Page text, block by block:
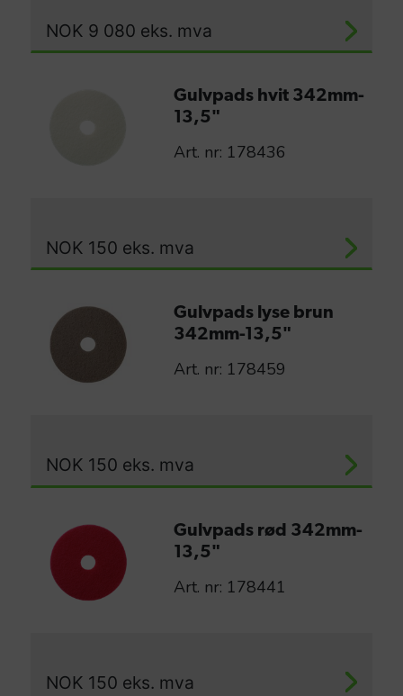
NOK 9 080 eks. mva
Gulvpads hvit 342mm-
13,5"
Art. nr: 178436
NOK 150 eks. mva
Gulvpads lyse brun
342mm-13,5"
Art. nr: 178459
NOK 150 eks. mva
Gulvpads rød 342mm-
13,5"
Art. nr: 178441
NOK 150 eks. mva